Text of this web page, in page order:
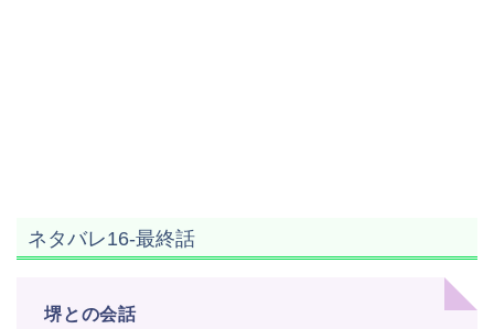
ネタバレ16-最終話
堺との会話